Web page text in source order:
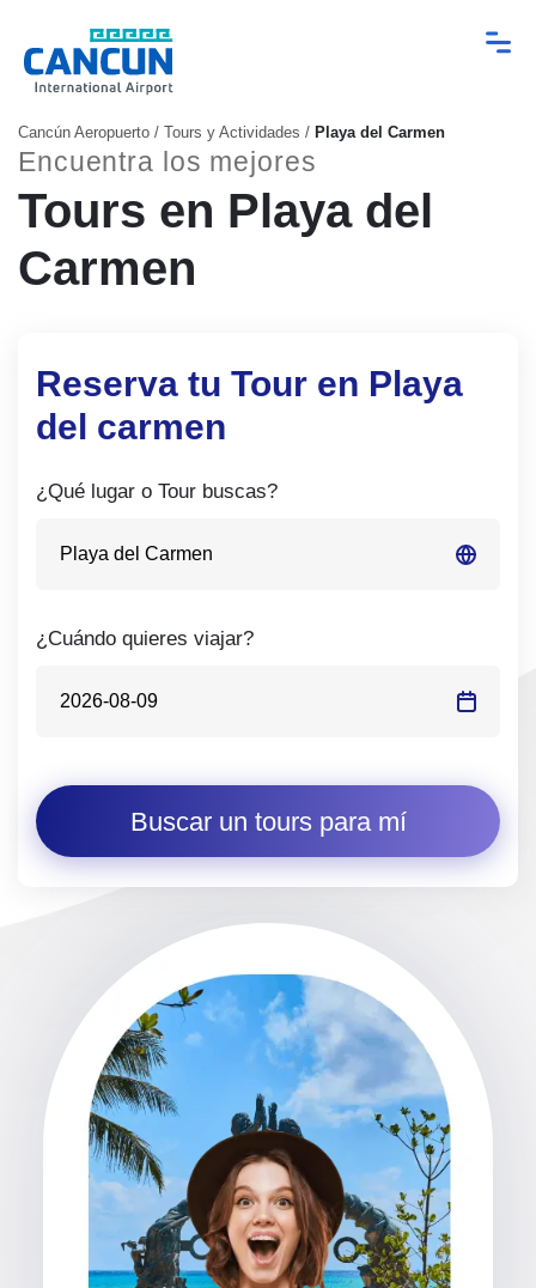
Cancún Aeropuerto / Tours y Actividades / Playa del Carmen
Encuentra los mejores
Tours en Playa del
Carmen
Reserva tu Tour en Playa
del carmen
¿Qué lugar o Tour buscas?
¿Cuándo quieres viajar?
Buscar un tours para mí